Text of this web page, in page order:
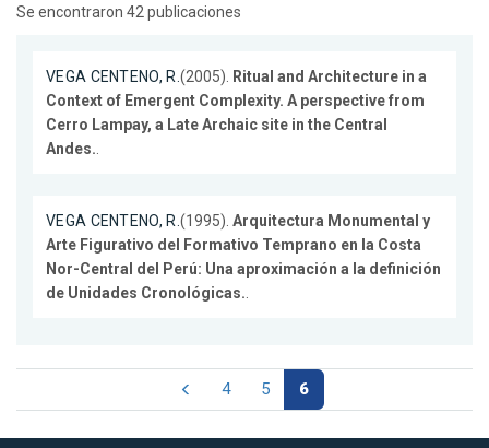
Se encontraron 42 publicaciones
VEGA CENTENO, R.(2005). Ritual and Architecture in a
Context of Emergent Complexity. A perspective from
Cerro Lampay, a Late Archaic site in the Central
Andes..
VEGA CENTENO, R.(1995). Arquitectura Monumental y
Arte Figurativo del Formativo Temprano en la Costa
Nor-Central del Perú: Una aproximación a la definición
de Unidades Cronológicas..
4 5 6